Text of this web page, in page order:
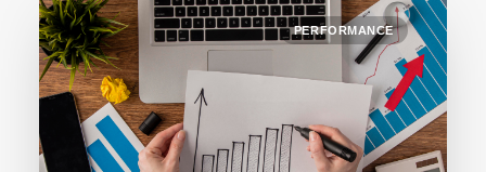
PERFORMANCE